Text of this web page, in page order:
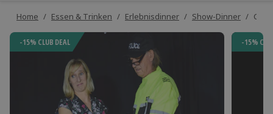
Home / Essen & Trinken / Erlebnisdinner / Show-Dinner /
-15% CLUB DEAL -15%